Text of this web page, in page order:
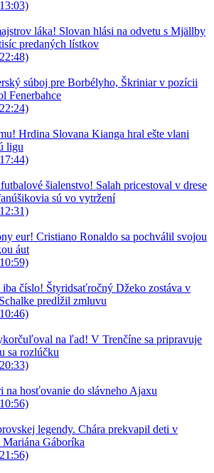
láka! Slovan hlási na odvetu s Mjällby
predaných lístkov
súboj pre Borbélyho, Škriniar v pozícii
Fenerbahce
Hrdina Slovana Kianga hral ešte vlani
ligu
šialenstvo! Salah pricestoval v drese
sú vo vytržení
eur! Cristiano Ronaldo sa pochválil svojou
áut
iba číslo! Štyridsaťročný Džeko zostáva v
predĺžil zmluvu
na ľad! V Trenčíne sa pripravuje
sa rozlúčku
na hosťovanie do slávneho Ajaxu
legendy. Chára prekvapil deti v
Gáboríka